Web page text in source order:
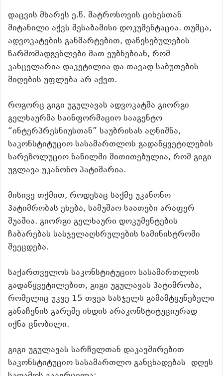
დაცვის მხარეს ე.წ. მატროსოვის ციხესთან
მიტანილი აქვს შესაბამისი დოკუმენტაცია. თუმცა,
ადვოკატების განმარტებით, დაწესებულების
წარმომადგენლები მათ ეუბნებიან, რომ
კანცელარია დაკეტილია და თავად საბუთების
მიღების უფლება არ აქვთ.
როგორც გიგი უგულავას ადვოკატმა გიორგი
გელხაურმა საინფორმაციო სააგენტო
“ინტერპრესნიუსთან” საუბრისას აღნიშნა,
საკონსტიტუციო სასამართლოს გადაწყვეტილების
სარეზოლუციო ნაწილში მითითებულია, რომ გიგი
უგლავა უკანონო პატიმარია.
მისივე თქმით, როდესაც საქმე უკანონო
პატიმრობას ეხება, სამუშაო საათები არაფერ
შუაშია. გიორგი გელხაური დოკუმენტების
ჩაბარებას სასჯელაღსრულების სამინისტროში
შეეცდება.
საქართველოს საკონსტიტუციო სასამართლოს
გადაწყვეტილებით, გიგი უგულავას პატიმრობა,
რომელიც უკვე 15 თვეა სასჯელს გამამტყუნებელი
განაჩენის გარეშე იხდის არაკონსტიტუციურად
იქნა ცნობილი.
გიგი უგულავას სარჩელთან დაკავშირებით
საკონსტიტუციო სასამართლო განცხადებას დღეს